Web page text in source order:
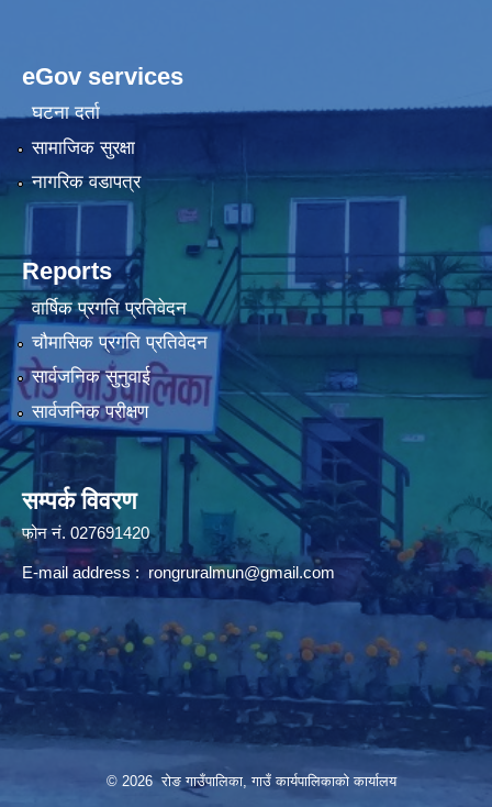
eGov services
घटना दर्ता
सामाजिक सुरक्षा
नागरिक वडापत्र
Reports
वार्षिक प्रगति प्रतिवेदन
चौमासिक प्रगति प्रतिवेदन
सार्वजनिक सुनुवाई
सार्वजनिक परीक्षण
सम्पर्क विवरण
फोन न‌ं. 027691420
E-mail address : rongruralmun@gmail.com
© 2026 रोङ गाउँपालिका, गाउँ कार्यपालिकाको कार्यालय